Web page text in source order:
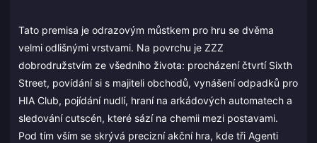
Tato premisa je odrazovým můstkem pro hru se dvěma
velmi odlišnými vrstvami. Na povrchu je ZZZ
dobrodružstvím ze všedního života: procházení čtvrtí Sixth
Street, povídání si s majiteli obchodů, vynášení odpadků pro
HIA Club, pojídání nudlí, hraní na arkádových automatech a
sledování cutscén, které sází na chemii mezi postavami.
Pod tím vším se skrývá precizní akční hra, kde tři Agenti